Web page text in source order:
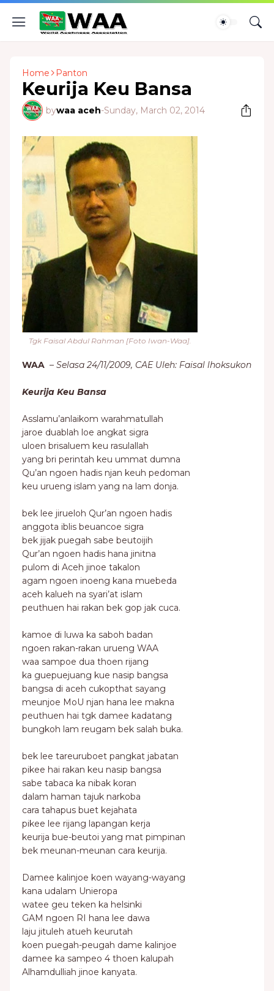
Home Panton
Keurija Keu Bansa
bywaa aceh-Sunday, March 02, 2014
Tgk Faisal Abdul Rahman [Foto Iwan-Waa].
WAA – Selasa 24/11/2009, CAE Uleh: Faisal lhoksukon
Keurija Keu Bansa
Asslamu’anlaikom warahmatullah
jaroe duablah loe angkat sigra
uloen brisaluem keu rasulallah
yang bri perintah keu ummat dumna
Qu’an ngoen hadis njan keuh pedoman
keu urueng islam yang na lam donja.
bek lee jirueloh Qur’an ngoen hadis
anggota iblis beuancoe sigra
bek jijak puegah sabe beutoijih
Qur’an ngoen hadis hana jinitna
pulom di Aceh jinoe takalon
agam ngoen inoeng kana muebeda
aceh kalueh na syari’at islam
peuthuen hai rakan bek gop jak cuca.
kamoe di luwa ka saboh badan
ngoen rakan-rakan urueng WAA
waa sampoe dua thoen rijang
ka guepuejuang kue nasip bangsa
bangsa di aceh cukopthat sayang
meunjoe MoU njan hana lee makna
peuthuen hai tgk damee kadatang
bungkoh lam reugam bek salah buka.
bek lee tareuruboet pangkat jabatan
pikee hai rakan keu nasip bangsa
sabe tabaca ka nibak koran
dalam haman tajuk narkoba
cara tahapus buet kejahata
pikee lee rijang lapangan kerja
keurija bue-beutoi yang mat pimpinan
bek meunan-meunan cara keurija.
Damee kalinjoe koen wayang-wayang
kana udalam Unieropa
watee geu teken ka helsinki
GAM ngoen RI hana lee dawa
laju jituleh atueh keurutah
koen puegah-peugah dame kalinjoe
damee ka sampeo 4 thoen kalupah
Alhamdulliah jinoe kanyata.